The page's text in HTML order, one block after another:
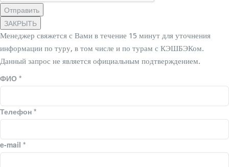
Отправить
ЗАКРЫТЬ
Менеджер свяжется с Вами в течение 15 минут для уточнения
информации по туру, в том числе и по турам с КЭШБЭКом.
Данный запрос не является официальным подтверждением.
ФИО *
Телефон *
e-mail *